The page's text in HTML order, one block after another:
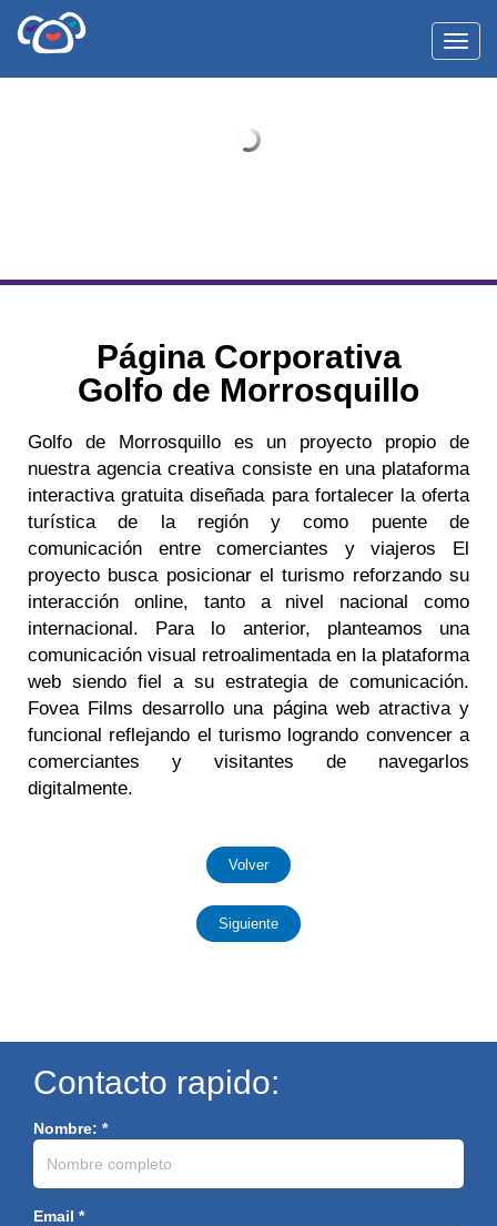
Página Corporativa
Golfo de Morrosquillo
Golfo de Morrosquillo es un proyecto propio de
nuestra agencia creativa consiste en una plataforma
interactiva gratuita diseñada para fortalecer la oferta
turística de la región y como puente de
comunicación entre comerciantes y viajeros El
proyecto busca posicionar el turismo reforzando su
interacción online, tanto a nivel nacional como
internacional. Para lo anterior, planteamos una
comunicación visual retroalimentada en la plataforma
web siendo fiel a su estrategia de comunicación.
Fovea Films desarrollo una página web atractiva y
funcional reflejando el turismo logrando convencer a
comerciantes y visitantes de navegarlos
digitalmente.
Volver
Siguiente
Contacto rapido:
Nombre: *
Email *